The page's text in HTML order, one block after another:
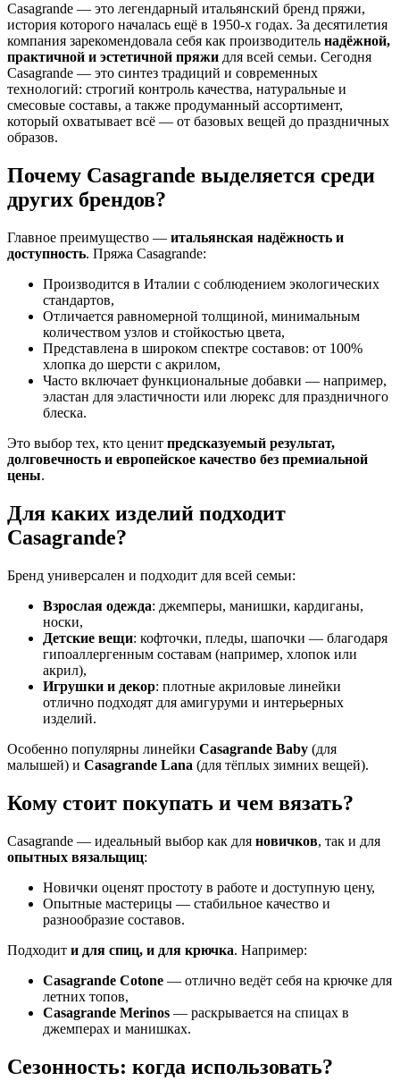
Casagrande — это легендарный итальянский бренд пряжи,
история которого началась ещё в 1950-х годах. За десятилетия
компания зарекомендовала себя как производитель надёжной,
практичной и эстетичной пряжи для всей семьи. Сегодня
Casagrande — это синтез традиций и современных
технологий: строгий контроль качества, натуральные и
смесовые составы, а также продуманный ассортимент,
который охватывает всё — от базовых вещей до праздничных
образов.
Почему Casagrande выделяется среди
других брендов?
Главное преимущество — итальянская надёжность и
доступность. Пряжа Casagrande:
Производится в Италии с соблюдением экологических
стандартов,
Отличается равномерной толщиной, минимальным
количеством узлов и стойкостью цвета,
Представлена в широком спектре составов: от 100%
хлопка до шерсти с акрилом,
Часто включает функциональные добавки — например,
эластан для эластичности или люрекс для праздничного
блеска.
Это выбор тех, кто ценит предсказуемый результат,
долговечность и европейское качество без премиальной
цены.
Для каких изделий подходит
Casagrande?
Бренд универсален и подходит для всей семьи:
Взрослая одежда: джемперы, манишки, кардиганы,
носки,
Детские вещи: кофточки, пледы, шапочки — благодаря
гипоаллергенным составам (например, хлопок или
акрил),
Игрушки и декор: плотные акриловые линейки
отлично подходят для амигуруми и интерьерных
изделий.
Особенно популярны линейки Casagrande Baby (для
малышей) и Casagrande Lana (для тёплых зимних вещей).
Кому стоит покупать и чем вязать?
Casagrande — идеальный выбор как для новичков, так и для
опытных вязальщиц:
Новички оценят простоту в работе и доступную цену,
Опытные мастерицы — стабильное качество и
разнообразие составов.
Подходит и для спиц, и для крючка. Например:
Casagrande Cotone — отлично ведёт себя на крючке для
летних топов,
Casagrande Merinos — раскрывается на спицах в
джемперах и манишках.
Сезонность: когда использовать?